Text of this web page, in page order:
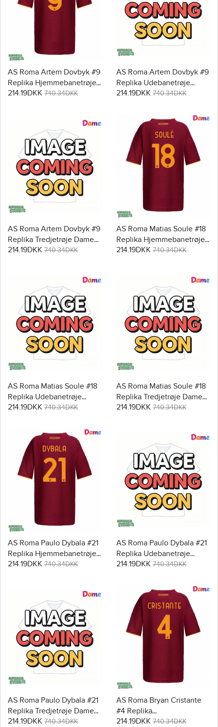
AS Roma Artem Dovbyk #9
Replika Hjemmebanetrøje
Dame 2025-26 Kortærmet
214.19DKK 740.34DKK
AS Roma Artem Dovbyk #9
Replika Udebanetrøje
Dame 2025-26 Kortærmet
214.19DKK 740.34DKK
AS Roma Artem Dovbyk #9
Replika Tredjetrøje Dame
2025-26 Kortærmet
214.19DKK 740.34DKK
AS Roma Matias Soule #18
Replika Hjemmebanetrøje
Dame 2025-26 Kortærmet
214.19DKK 740.34DKK
AS Roma Matias Soule #18
Replika Udebanetrøje
Dame 2025-26 Kortærmet
214.19DKK 740.34DKK
AS Roma Matias Soule #18
Replika Tredjetrøje Dame
2025-26 Kortærmet
214.19DKK 740.34DKK
AS Roma Paulo Dybala #21
Replika Hjemmebanetrøje
Dame 2025-26 Kortærmet
214.19DKK 740.34DKK
AS Roma Paulo Dybala #21
Replika Udebanetrøje
Dame 2025-26 Kortærmet
214.19DKK 740.34DKK
AS Roma Paulo Dybala #21
Replika Tredjetrøje Dame
2025-26 Kortærmet
214.19DKK 740.34DKK
AS Roma Bryan Cristante
#4 Replika
Hjemmebanetrøje Dame
214.19DKK 740.34DKK